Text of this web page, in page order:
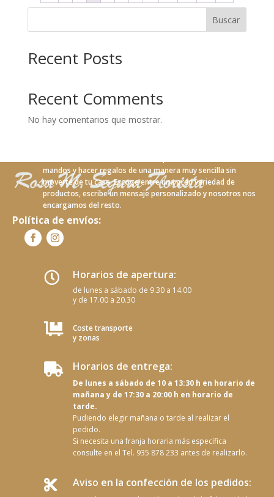
Buscar
Recent Posts
Recent Comments
No hay comentarios que mostrar.
Política de envíos:
mandos y hacer regalos de una manera muy sencilla sin
moverte de tu casa. Escoge entre una gran variedad de
productos, escribe un mensaje personalizado y nosotros nos
encargamos del resto.
 Horarios de apertura:
de lunes a sábado de 9.30 a 14.00
y de 17.00 a 20.30

Coste transporte
y zonas
 Horarios de entrega:
De lunes a sábado de 10 a 13:30 h en horario de
mañana y de 17:30 a 20:00 h en horario de
tarde.
Pudiendo elegir mañana o tarde al realizar el
pedido.
Si necesita una franja horaria más específica
consulte en el Tel. 935 878 233 antes de realizarlo.
 Aviso en la confección de los pedidos: